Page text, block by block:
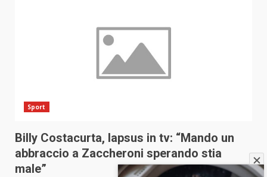
Sport
Billy Costacurta, lapsus in tv: “Mando un
abbraccio a Zaccheroni sperando stia
male”